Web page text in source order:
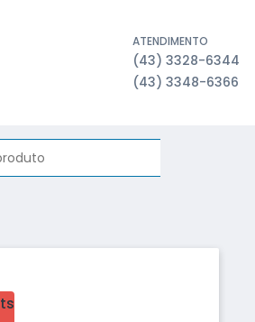
ATENDIMENTO
(43) 3328-6344
(43) 3348-6366